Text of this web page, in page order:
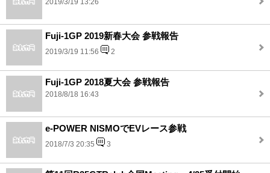
2019/3/19 13:26
Fuji-1GP 2019新春大会 参戦報告
2019/3/19 11:56 2
Fuji-1GP 2018夏大会 参戦報告
2018/8/18 16:43
e-POWER NISMOでEVレース参戦
2018/7/3 20:35 3